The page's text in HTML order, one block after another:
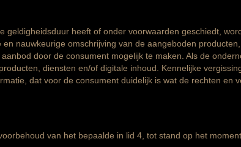
geldigheidsduur heeft of onder voorwaarden geschiedt,
nauwkeurige omschrijving van de aangeboden
door de consument mogelijk te maken. Als de
diensten en/of digitale inhoud. Kennelijke
dat voor de consument duidelijk is wat de rechten en
van het bepaalde in lid 4, tot stand op het